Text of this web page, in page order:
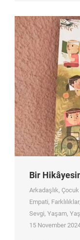
Bir
Arkadaşlık, Çocuk
Empati, Farklılıklar
Sevgi, Yaşam,
15 November